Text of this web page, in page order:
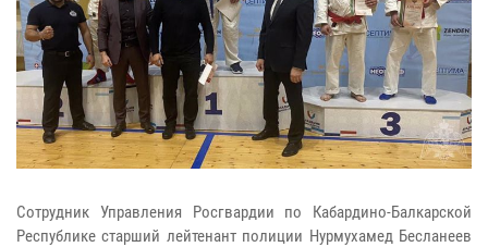
Сотрудник Управления Росгвардии по Кабардино-Балкарской
Республике старший лейтенант полиции Нурмухамед Бесланеев